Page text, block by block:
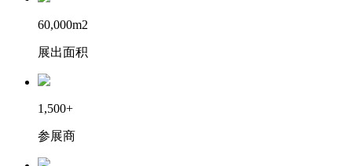
60,000m2
展出面积
1,500+
参展商